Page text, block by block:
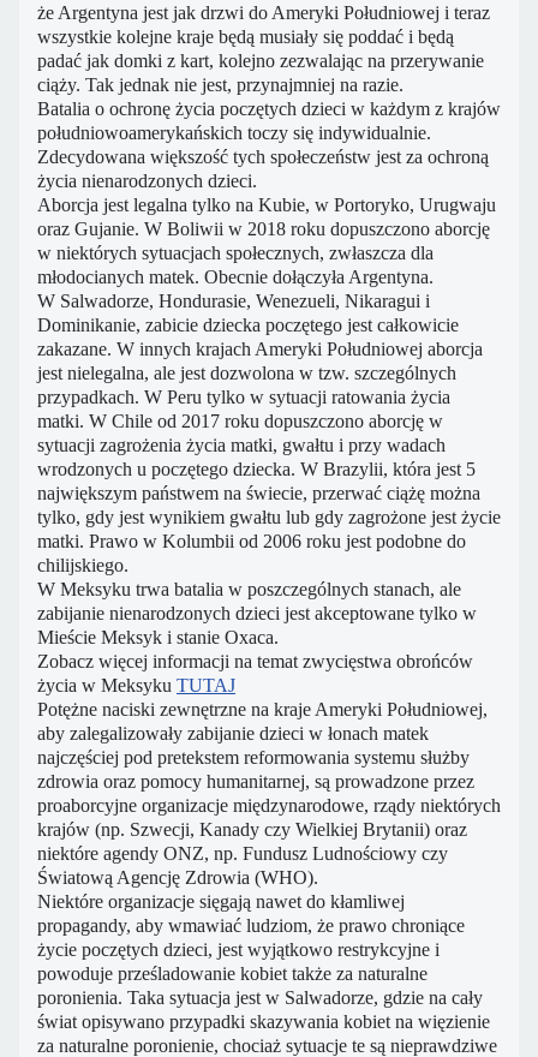
że Argentyna jest jak drzwi do Ameryki Południowej i teraz
wszystkie kolejne kraje będą musiały się poddać i będą
padać jak domki z kart, kolejno zezwalając na przerywanie
ciąży. Tak jednak nie jest, przynajmniej na razie.
Batalia o ochronę życia poczętych dzieci w każdym z krajów
południowoamerykańskich toczy się indywidualnie.
Zdecydowana większość tych społeczeństw jest za ochroną
życia nienarodzonych dzieci.
Aborcja jest legalna tylko na Kubie, w Portoryko, Urugwaju
oraz Gujanie. W Boliwii w 2018 roku dopuszczono aborcję
w niektórych sytuacjach społecznych, zwłaszcza dla
młodocianych matek. Obecnie dołączyła Argentyna.
W Salwadorze, Hondurasie, Wenezueli, Nikaragui i
Dominikanie, zabicie dziecka poczętego jest całkowicie
zakazane. W innych krajach Ameryki Południowej aborcja
jest nielegalna, ale jest dozwolona w tzw. szczególnych
przypadkach. W Peru tylko w sytuacji ratowania życia
matki. W Chile od 2017 roku dopuszczono aborcję w
sytuacji zagrożenia życia matki, gwałtu i przy wadach
wrodzonych u poczętego dziecka. W Brazylii, która jest 5
największym państwem na świecie, przerwać ciążę można
tylko, gdy jest wynikiem gwałtu lub gdy zagrożone jest życie
matki. Prawo w Kolumbii od 2006 roku jest podobne do
chilijskiego.
W Meksyku trwa batalia w poszczególnych stanach, ale
zabijanie nienarodzonych dzieci jest akceptowane tylko w
Mieście Meksyk i stanie Oxaca.
Zobacz więcej informacji na temat zwycięstwa obrońców
życia w Meksyku TUTAJ
Potężne naciski zewnętrzne na kraje Ameryki Południowej,
aby zalegalizowały zabijanie dzieci w łonach matek
najczęściej pod pretekstem reformowania systemu służby
zdrowia oraz pomocy humanitarnej, są prowadzone przez
proaborcyjne organizacje międzynarodowe, rządy niektórych
krajów (np. Szwecji, Kanady czy Wielkiej Brytanii) oraz
niektóre agendy ONZ, np. Fundusz Ludnościowy czy
Światową Agencję Zdrowia (WHO).
Niektóre organizacje sięgają nawet do kłamliwej
propagandy, aby wmawiać ludziom, że prawo chroniące
życie poczętych dzieci, jest wyjątkowo restrykcyjne i
powoduje prześladowanie kobiet także za naturalne
poronienia. Taka sytuacja jest w Salwadorze, gdzie na cały
świat opisywano przypadki skazywania kobiet na więzienie
za naturalne poronienie, chociaż sytuacje te są nieprawdziwe